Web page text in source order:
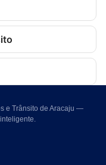
e Trânsito de Aracaju —